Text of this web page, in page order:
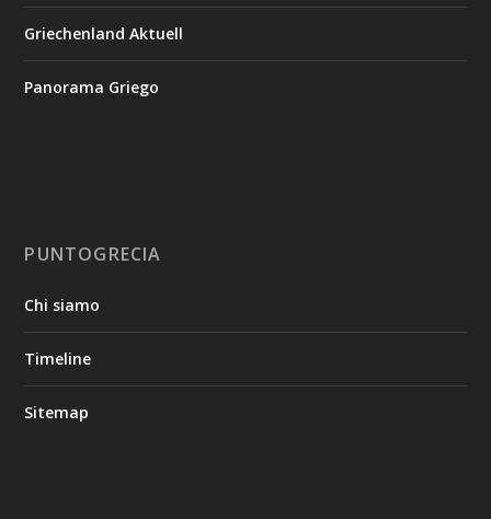
Griechenland Aktuell
Panorama Griego
PUNTOGRECIA
Chi siamo
Timeline
Sitemap